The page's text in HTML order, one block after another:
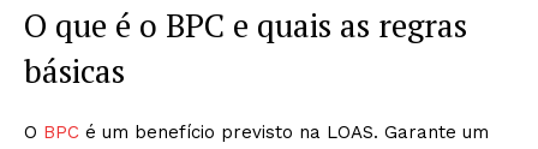
O que é o BPC e quais as regras
básicas
O BPC é um benefício previsto na LOAS. Garante um